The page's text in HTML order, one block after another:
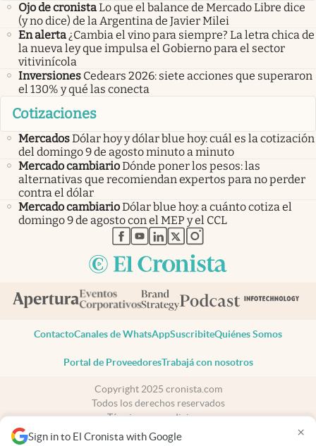
Sign in to El Cronista with Google ×
Ojo de cronistaLo que el balance de Mercado Libre dice
(y no dice) de la Argentina de Javier Milei
En alerta¿Cambia el vino para siempre? La letra chica de
la nueva ley que impulsa el Gobierno para el sector
vitivinícola
Inversiones Cedears 2026: siete acciones que superaron
el 130% y qué las conecta
Cotizaciones
MercadosDólar hoy y dólar blue hoy: cuál es la cotización
del domingo 9 de agosto minuto a minuto
Mercado cambiarioDónde poner los pesos: las
alternativas que recomiendan expertos para no perder
contra el dólar
Mercado cambiarioDólar blue hoy: a cuánto cotiza el
domingo 9 de agosto con el MEP y el CCL
abre en nueva pestaña
abre en nueva pestaña
abre en nueva pestaña
abre en nueva pestaña
abre en nueva pestaña
ContactoCanales de WhatsAppSuscribiteQuiénes Somos
Portal de ProveedoresTrabajá con nosotros
Copyright 2025 cronista.com
Todos los derechos reservados
Términos y condiciones
Privacidad